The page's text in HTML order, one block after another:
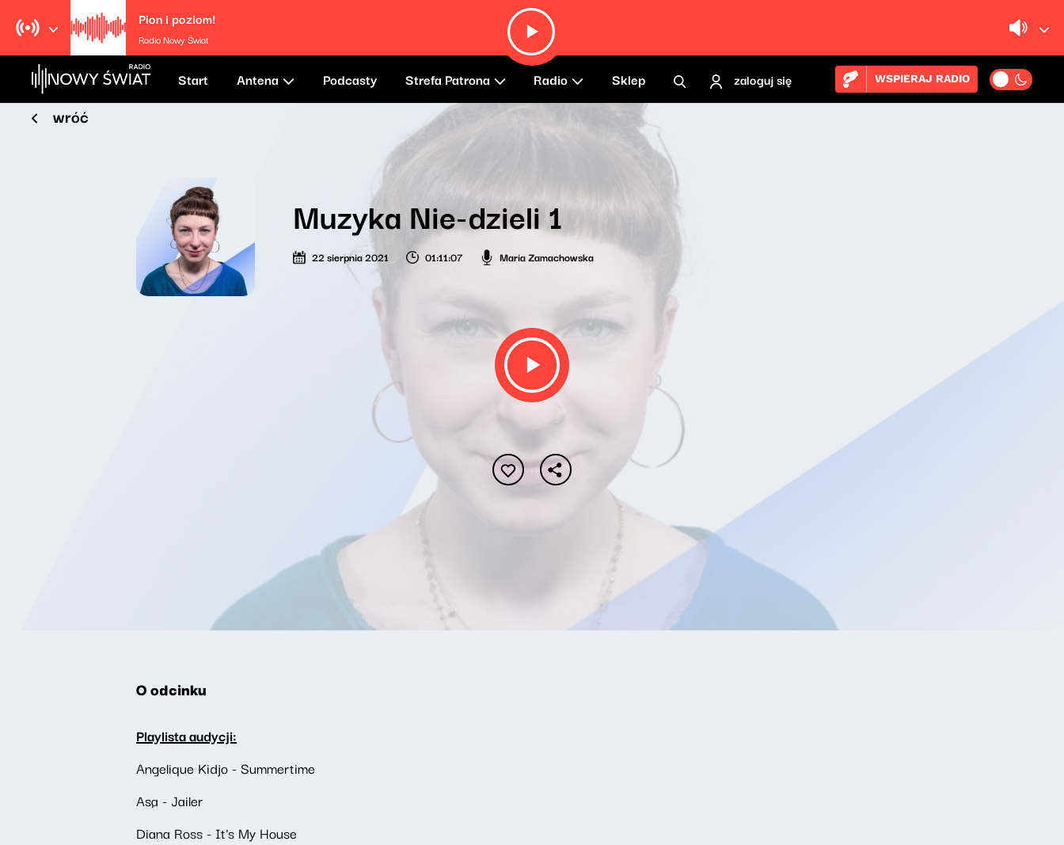
Pion i poziom!
Radio Nowy Świat
Start Antena Podcasty Strefa Patrona Radio Sklep zaloguj się WSPIERAJ RADIO
wróć
Muzyka Nie-dzieli 1
22 sierpnia 2021 01:11:07 Maria Zamachowska
O odcinku
Playlista audycji:
Angelique Kidjo - Summertime
Aṣa - Jailer
Diana Ross - It's My House